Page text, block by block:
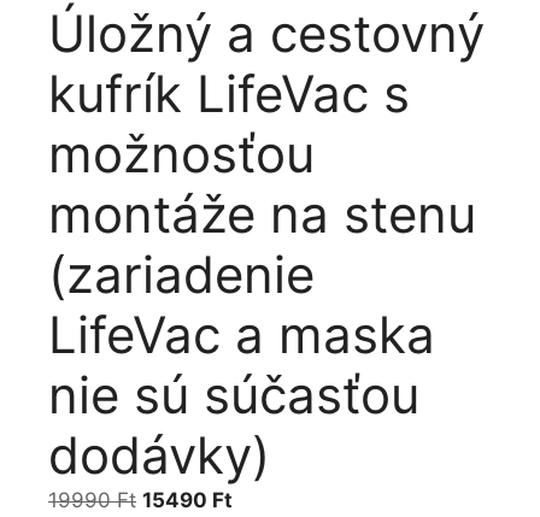
Úložný a cestovný
kufrík LifeVac s
možnosťou
montáže na stenu
(zariadenie
LifeVac a maska
nie sú súčasťou
dodávky)
19990Ft Pôvodná
15490 Ft